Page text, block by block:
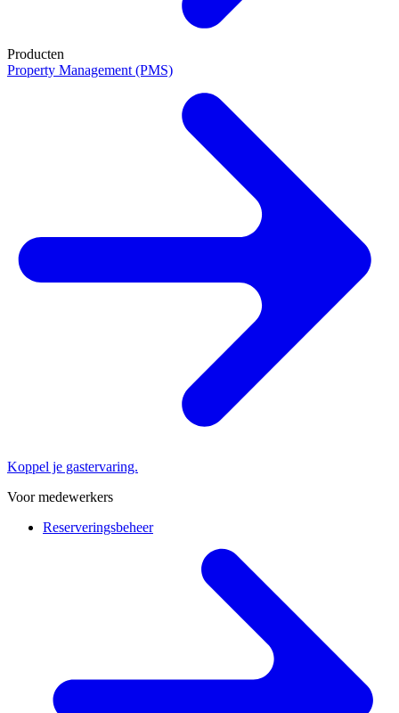
Producten
Property Management (PMS)
Koppel je gastervaring.
Voor medewerkers
Reserveringsbeheer